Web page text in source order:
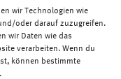
wir Technologien wie
oder darauf zuzugreifen.
wir Daten wie das
verarbeiten. Wenn du
können bestimmte